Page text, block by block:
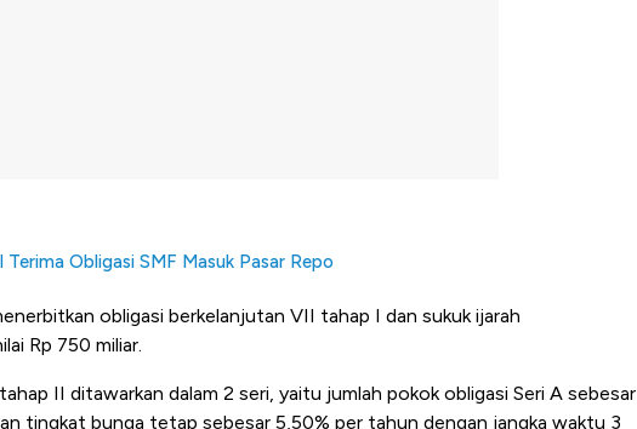
Terima Obligasi SMF Masuk Pasar Repo
obligasi berkelanjutan VII tahap I dan sukuk ijarah
Rp 750 miliar.
II ditawarkan dalam 2 seri, yaitu jumlah pokok obligasi Seri A sebesar
tingkat bunga tetap sebesar 5,50% per tahun dengan jangka waktu 3